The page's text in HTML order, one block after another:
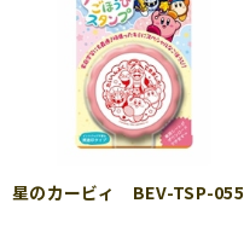
星のカービィ BEV-TSP-055